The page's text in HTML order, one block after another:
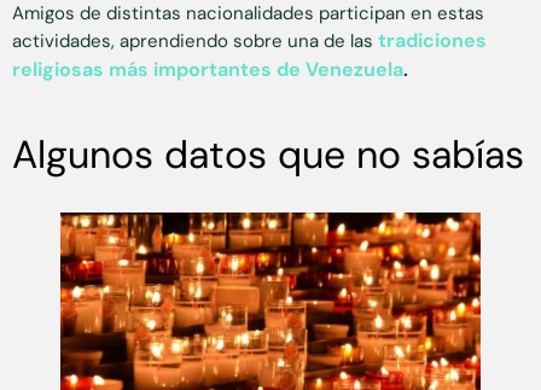
Amigos de distintas nacionalidades participan en estas
actividades, aprendiendo sobre una de las tradiciones
religiosas más importantes de Venezuela.
Algunos datos que no sabías